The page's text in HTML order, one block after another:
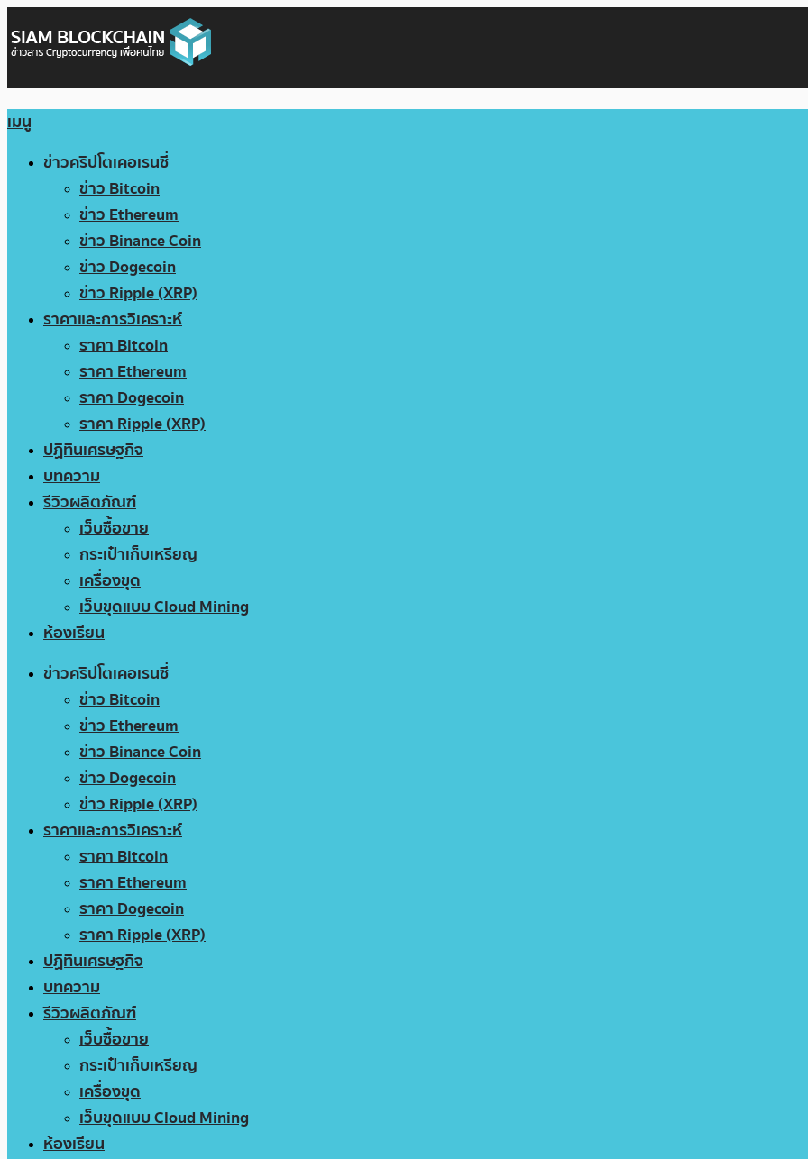
เมนู
ข่าวคริปโตเคอเรนซี่
ข่าว Bitcoin
ข่าว Ethereum
ข่าว Binance Coin
ข่าว Dogecoin
ข่าว Ripple (XRP)
ราคาและการวิเคราะห์
ราคา Bitcoin
ราคา Ethereum
ราคา Dogecoin
ราคา Ripple (XRP)
ปฏิทินเศรษฐกิจ
บทความ
รีวิวผลิตภัณฑ์
เว็บซื้อขาย
กระเป๋าเก็บเหรียญ
เครื่องขุด
เว็บขุดแบบ Cloud Mining
ห้องเรียน
ข่าวคริปโตเคอเรนซี่
ข่าว Bitcoin
ข่าว Ethereum
ข่าว Binance Coin
ข่าว Dogecoin
ข่าว Ripple (XRP)
ราคาและการวิเคราะห์
ราคา Bitcoin
ราคา Ethereum
ราคา Dogecoin
ราคา Ripple (XRP)
ปฏิทินเศรษฐกิจ
บทความ
รีวิวผลิตภัณฑ์
เว็บซื้อขาย
กระเป๋าเก็บเหรียญ
เครื่องขุด
เว็บขุดแบบ Cloud Mining
ห้องเรียน